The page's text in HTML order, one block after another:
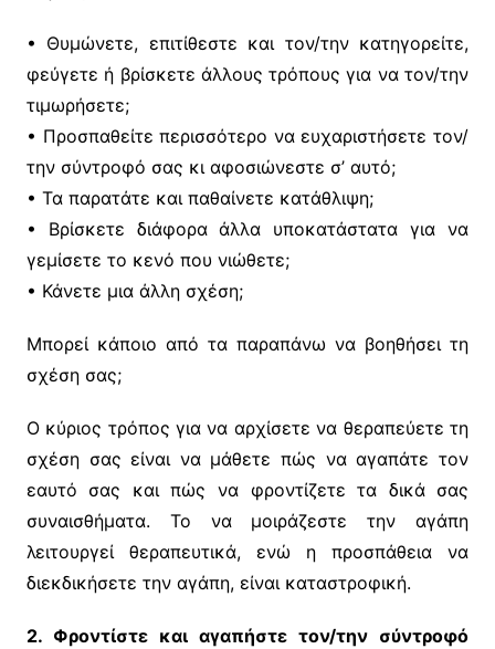
• Θυμώνετε, επιτίθεστε και τον/την κατηγορείτε,
φεύγετε ή βρίσκετε άλλους τρόπους για να τον/την
τιμωρήσετε;
• Προσπαθείτε περισσότερο να ευχαριστήσετε τον/
την σύντροφό σας κι αφοσιώνεστε σ’ αυτό;
• Τα παρατάτε και παθαίνετε κατάθλιψη;
• Βρίσκετε διάφορα άλλα υποκατάστατα για να
γεμίσετε το κενό που νιώθετε;
• Κάνετε μια άλλη σχέση;
Μπορεί κάποιο από τα παραπάνω να βοηθήσει τη
σχέση σας;
Ο κύριος τρόπος για να αρχίσετε να θεραπεύετε τη
σχέση σας είναι να μάθετε πώς να αγαπάτε τον
εαυτό σας και πώς να φροντίζετε τα δικά σας
συναισθήματα. Το να μοιράζεστε την αγάπη
λειτουργεί θεραπευτικά, ενώ η προσπάθεια να
διεκδικήσετε την αγάπη, είναι καταστροφική.
2. Φροντίστε και αγαπήστε τον/την σύντροφό